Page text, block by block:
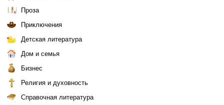
Проза
Приключения
Детская литература
Дом и семья
Бизнес
Религия и духовность
Справочная литература